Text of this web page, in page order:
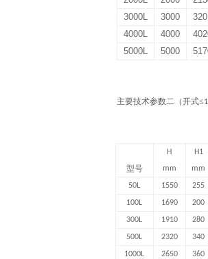
3000L
3000
4000L
4000
5000L
5000
主要技术参数二（开式≤
型号
H
mm
H1
mm
50L 1550 255
100L 1690 200
300L 1910 280
500L 2320 340
1000L 2650 360